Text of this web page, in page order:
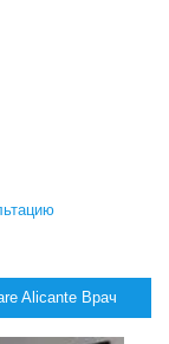
Alicante Врач